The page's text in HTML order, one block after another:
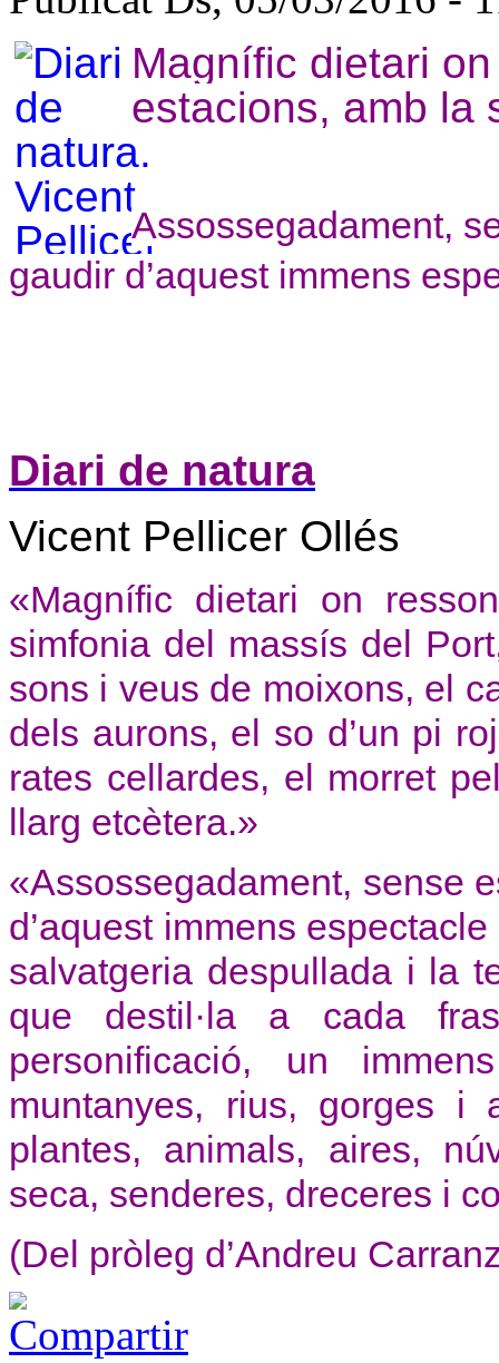
Magnífic dietari
estacions, amb la
Assossegadament,
gaudir d’aquest immens
Diari de natura
Vicent Pellicer Ollés
«Magnífic dietari on
simfonia del massís del
sons i veus de moixons, el
dels aurons, el so d’un pi
rates cellardes, el morret
llarg etcètera.»
«Assossegadament, sense
d’aquest immens
salvatgeria despullada i la
que destil·la a cada
personificació, un
muntanyes, rius, gorges i
plantes, animals, aires,
seca, senderes, dreceres i
(Del pròleg d’Andreu